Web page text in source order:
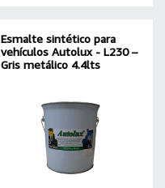
Esmalte sintético para
vehículos Autolux - L230 –
Gris metálico 4.4lts